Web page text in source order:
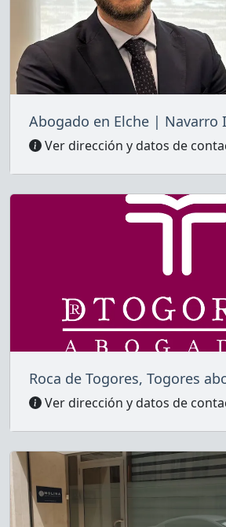
Abogado en Elche | Navarro
Ver dirección y datos de
Roca de Togores, Togores
Ver dirección y datos de